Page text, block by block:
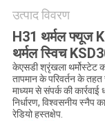
उत्पाद विवरण
H31 थर्मल फ्यूज
थर्मल स्विच
केएसडी श्रृंखला थर्मोस्टेट
तापमान के परिवर्तन के
माध्यम से संपर्क की
निर्धारण, विश्वसनीय
रेडियो हस्तक्षेप.